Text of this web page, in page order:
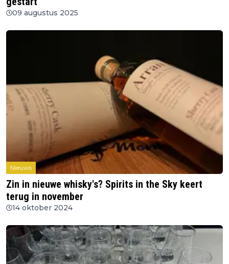
09 augustus 2025
Nieuws
Zin in nieuwe whisky's? Spirits in the Sky keert
terug in november
14 oktober 2024